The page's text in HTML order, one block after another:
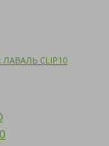
ЛАВАЛЬ CLIP10